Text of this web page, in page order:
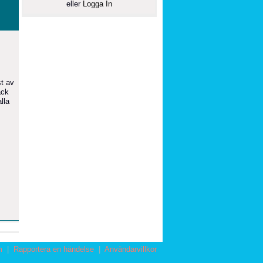
av
eller Logga In
Rapportera en händelse Användarvillkor